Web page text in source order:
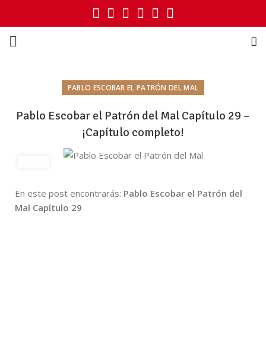
PABLO ESCOBAR EL PATRÓN DEL MAL
Pablo Escobar el Patrón del Mal Capítulo 29 –
¡Capítulo completo!
En este post encontrarás: Pablo Escobar el Patrón del
Mal Capítulo 29